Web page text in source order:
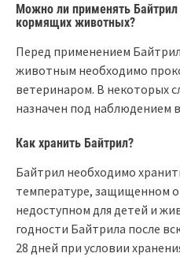
Можно ли применять
кормящих животных?
Перед применением
животным необходимо
ветеринаром. В некоторых
назначен под наблюдением
Как хранить Байтрил?
Байтрил необходимо
температуре, защищенном
недоступном для детей и
годности Байтрила после
28 дней при условии